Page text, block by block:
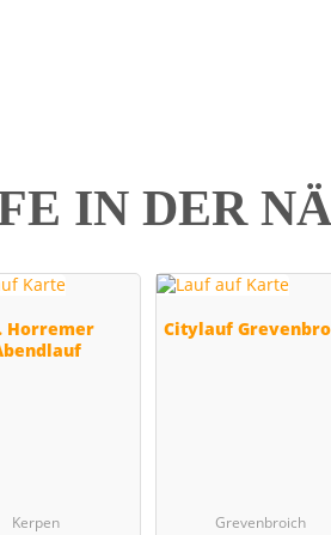
IN DER
Horremer
Kerpen
Citylauf
Grevenbroich